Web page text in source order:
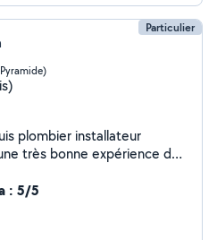
Particulier
très bonne expérience de
douche -
fixe au sol et suspendu (
chaude(installation
: 5/5